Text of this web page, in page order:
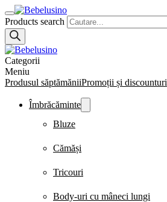
Products search
Categorii
Meniu
Produsul săptămăniiPromoții și discounturi
Îmbrăcăminte
Bluze
Cămăși
Tricouri
Body-uri cu mâneci lungi